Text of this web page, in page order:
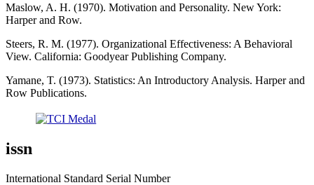
Maslow, A. H. (1970). Motivation and Personality. New York:
Harper and Row.
Steers, R. M. (1977). Organizational Effectiveness: A Behavioral
View. California: Goodyear Publishing Company.
Yamane, T. (1973). Statistics: An Introductory Analysis. Harper and
Row Publications.
issn
International Standard Serial Number